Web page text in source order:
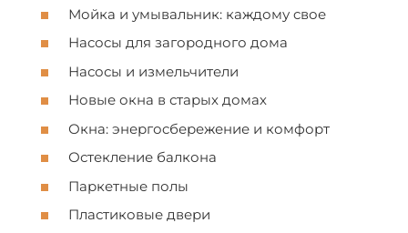
Мойка и умывальник: каждому cвое
Наcоcы для загородного дома
Насосы и измельчители
Новые окна в старых домах
Окна: энергоcбережение и комфорт
Остекление балкона
Паркетные полы
Пластиковые двери